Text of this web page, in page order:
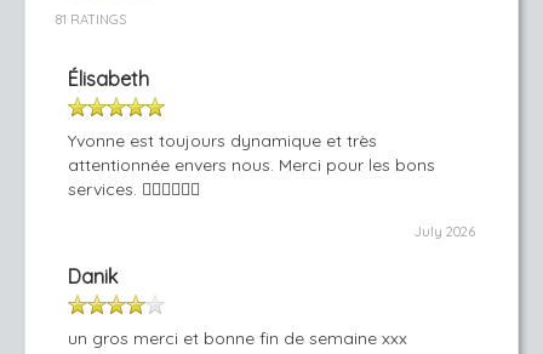
81 RATINGS
Élisabeth
Yvonne est toujours dynamique et très
attentionnée envers nous. Merci pour les bons
services. 👍🏻🙋🏼‍♀️😘
July 2026
Danik
un gros merci et bonne fin de semaine xxx